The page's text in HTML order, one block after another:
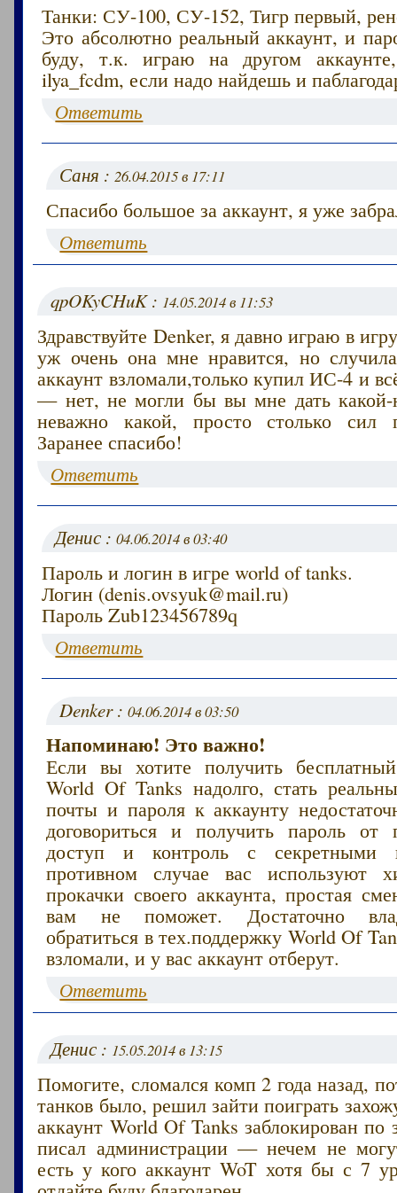
Танки: СУ-100, СУ-152, Тигр первый,
Это абсолютно реальный аккаунт, и
буду, т.к. играю на другом
ilya_fcdm, если надо найдешь и
Ответить
Саня :26.04.2015 в 17:11
Спасибо большое за аккаунт, я уже
Ответить
qpOKyCHuK : 14.05.2014 в 11:53
Здравствуйте Denker, я давно играю в
уж очень она мне нравится, но
аккаунт взломали,только купил ИС-4 и
— нет, не могли бы вы мне дать какой-
неважно какой, просто столько сил
Заранее спасибо!
Ответить
Денис :04.06.2014 в 03:40
Пароль и логин в игре world of tanks.
Логин (denis.ovsyuk@mail.ru)
Пароль Zub123456789q
Ответить
Denker :04.06.2014 в 03:50
Напоминаю! Это важно!
Если вы хотите получить
World Of Tanks надолго, стать
почты и пароля к аккаунту
договориться и получить пароль
доступ и контроль с секретными
противном случае вас используют
прокачки своего аккаунта, простая
вам не поможет. Достаточно
обратиться в тех.поддержку World Of
взломали, и у вас аккаунт отберут.
Ответить
Денис : 15.05.2014 в 13:15
Помогите, сломался комп 2 года назад,
танков было, решил зайти поиграть
аккаунт World Of Tanks заблокирован по
писал администрации — нечем не
есть у кого аккаунт WoT хотя бы с 7